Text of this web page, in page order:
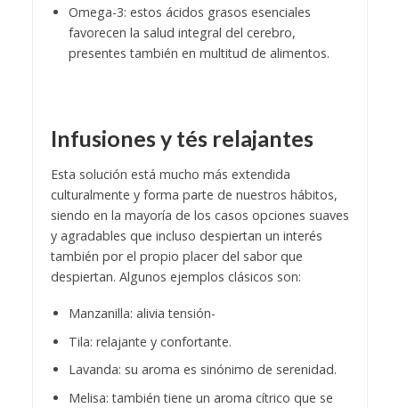
Omega-3: estos ácidos grasos esenciales
favorecen la salud integral del cerebro,
presentes también en multitud de alimentos.
Infusiones y tés relajantes
Esta solución está mucho más extendida
culturalmente y forma parte de nuestros hábitos,
siendo en la mayoría de los casos opciones suaves
y agradables que incluso despiertan un interés
también por el propio placer del sabor que
despiertan. Algunos ejemplos clásicos son:
Manzanilla: alivia tensión-
Tila: relajante y confortante.
Lavanda: su aroma es sinónimo de serenidad.
Melisa: también tiene un aroma cítrico que se